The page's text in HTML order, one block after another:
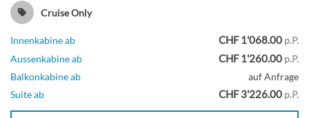
Cruise Only
Innenkabine ab CHF 1'068.00 p.P.
Aussenkabine ab
CHF 1'260.00 p.P.
Balkonkabine ab
auf Anfrage
Suite ab
CHF 3'226.00 p.P.